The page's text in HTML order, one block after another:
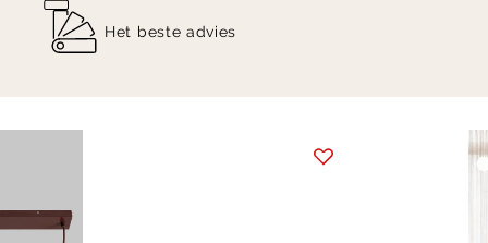
Het beste advies
of